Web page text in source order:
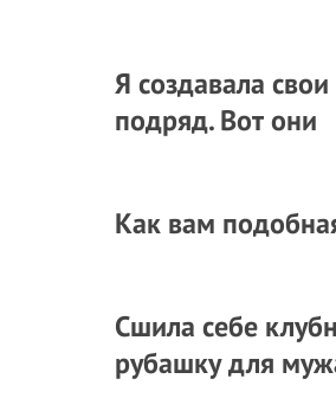
Я создавала
подряд. Вот они
Как вам
Сшила себе
рубашку для